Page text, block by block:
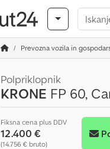
Prevozna vozila in
Polpriklopnik
KRONE FP 60,
Fiksna cena plus DDV
12.400 €
(14.756 € bruto)